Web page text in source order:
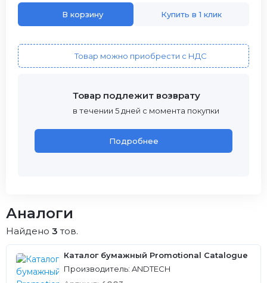
В корзину Купить в 1 клик
Товар можно приобрести с НДС
Товар подлежит возврату
в течении 5 дней с момента покупки
Подробнее
Аналоги
Найдено 3 тов.
Каталог бумажный Promotional Catalogue
Производитель: ANDTECH